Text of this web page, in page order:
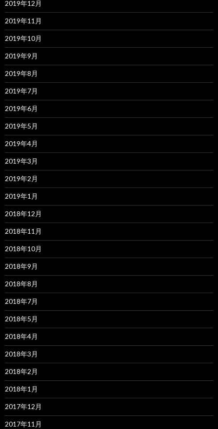
2019年12月
2019年11月
2019年10月
2019年9月
2019年8月
2019年7月
2019年6月
2019年5月
2019年4月
2019年3月
2019年2月
2019年1月
2018年12月
2018年11月
2018年10月
2018年9月
2018年8月
2018年7月
2018年5月
2018年4月
2018年3月
2018年2月
2018年1月
2017年12月
2017年11月